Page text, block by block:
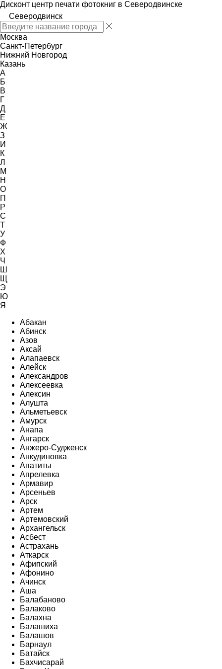
Дисконт центр печати фотокниг в Северодвинске
Северодвинск
Москва
Санкт-Петербург
Нижний Новгород
Казань
А
Б
В
Г
Д
Е
Ж
З
И
К
Л
М
Н
О
П
Р
С
Т
У
Ф
Х
Ч
Ш
Щ
Э
Ю
Я
Абакан
Абинск
Азов
Аксай
Алапаевск
Алейск
Александров
Алексеевка
Алексин
Алушта
Альметьевск
Амурск
Анапа
Ангарск
Анжеро-Судженск
Анкудиновка
Апатиты
Апрелевка
Армавир
Арсеньев
Арск
Артем
Артемовский
Архангельск
Асбест
Астрахань
Аткарск
Афипский
Афонино
Ачинск
Аша
Балабаново
Балаково
Балахна
Балашиха
Балашов
Барнаул
Батайск
Бахчисарай